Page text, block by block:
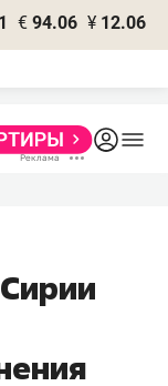
€ 94.06 ¥ 12.06